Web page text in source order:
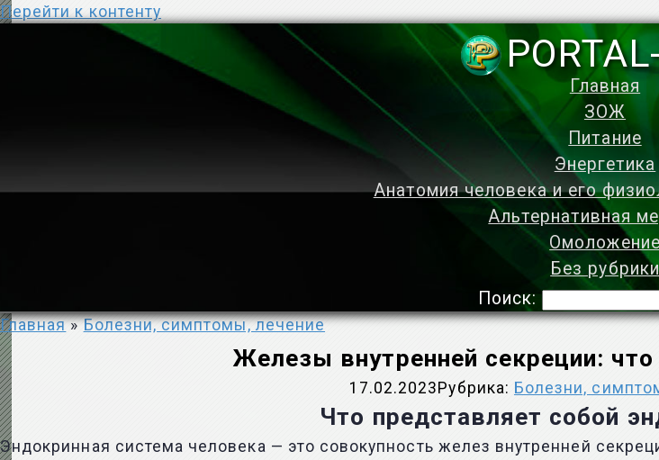
Перейти к контенту
Главная
ЗОЖ
Питание
Энергетика
Анатомия человека и его
Альтернативная
Омоложение
Без рубрики
Поиск:
Главная » Болезни, симптомы, лечение
Железы внутренней секреции:
17.02.2023 Рубрика: Болезни,
Что представляет собой
Эндокринная система человека — это совокупность желез внутренней